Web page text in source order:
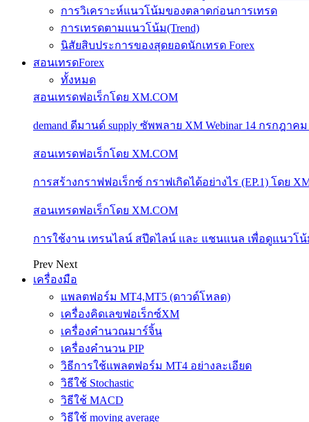
การวิเคราะห์แนวโน้มของตลาดก่อนการเทรด
การเทรดตามแนวโน้ม(Trend)
นิสัยสิบประการของสุดยอดนักเทรด Forex
สอนเทรดForex
ทั้งหมด
สอนเทรดฟอเร็กโดย XM.COM
demand ดีมานด์ supply ซัพพลาย XM Webinar 14 กรกฎาคม
สอนเทรดฟอเร็กโดย XM.COM
การสร้างกราฟฟอเร็กซ์ กราฟเกิดได้อย่างไร (EP.1) โดย
สอนเทรดฟอเร็กโดย XM.COM
การใช้งาน เทรนไลน์ สปีดไลน์ และ แชนแนล เพื่อดูแนวโน้
Prev Next
เครื่องมือ
แพลตฟอร์ม MT4,MT5 (ดาวด์โหลด)
เครื่องคิดเลขฟอเร็กซ์XM
เครื่องคำนวณมาร์จิ้น
เครื่องคำนวน PIP
วิธีการใช้แพลตฟอร์ม MT4 อย่างละเอียด
วิธีใช้ Stochastic
วิธีใช้ MACD
วิธีใช้ moving average